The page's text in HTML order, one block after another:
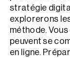
stratégie
explorerons
méthode.
peuvent se
en ligne.